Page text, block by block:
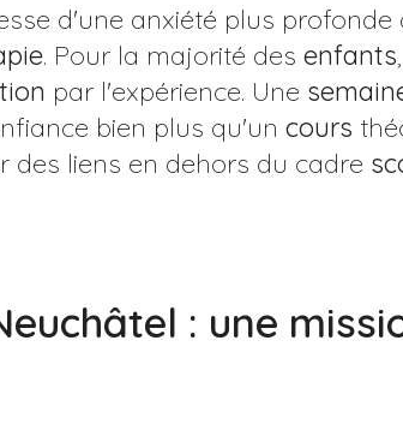
d'une anxiété plus profonde
. Pour la majorité des enfants
par l'expérience. Une
bien plus qu'un cours
des liens en dehors du cadre
: une